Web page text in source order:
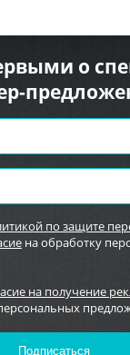
о
по защите
на обработку
на получение